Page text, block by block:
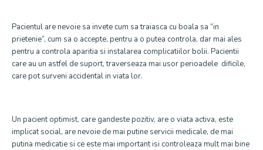
Pacientul are nevoie sa invete cum sa traiasca cu boala sa “in
prietenie”, cum sa o accepte, pentru a o putea controla, dar mai ales
pentru a controla aparitia si instalarea complicatiilor bolii. Pacientii
care au un astfel de suport, traverseaza mai usor perioadele dificile,
care pot surveni accidental in viata lor.
Un pacient optimist, care gandeste pozitiv, are o viata activa, este
implicat social, are nevoie de mai putine servicii medicale, de mai
putina medicatie si ce este mai important isi controleaza mult mai bine